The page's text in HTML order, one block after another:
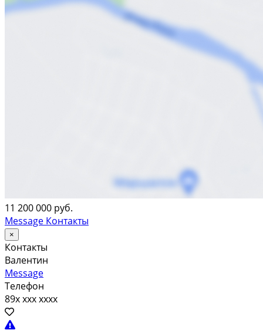
11 200 000 руб.
Message Контакты
×
Контакты
Валентин
Message
Телефон
89x xxx xxxx